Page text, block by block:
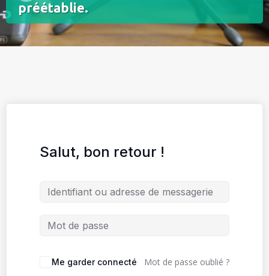
préétablie.
Salut, bon retour !
Me garder connecté Mot de passe oublié ?